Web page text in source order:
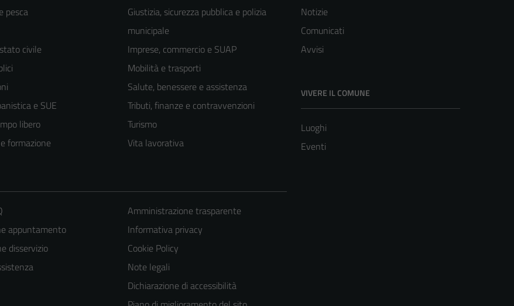
pesca
civile
e SUE
libero
formazione
Giustizia, sicurezza pubblica e polizia
municipale
Imprese, commercio e SUAP
Mobilità e trasporti
Salute, benessere e assistenza
Tributi, finanze e contravvenzioni
Turismo
Vita lavorativa
Notizie
Comunicati
Avvisi
VIVERE IL COMUNE
Luoghi
Eventi
appuntamento
disservizio
Amministrazione trasparente
Informativa privacy
Cookie Policy
Note legali
Dichiarazione di accessibilità